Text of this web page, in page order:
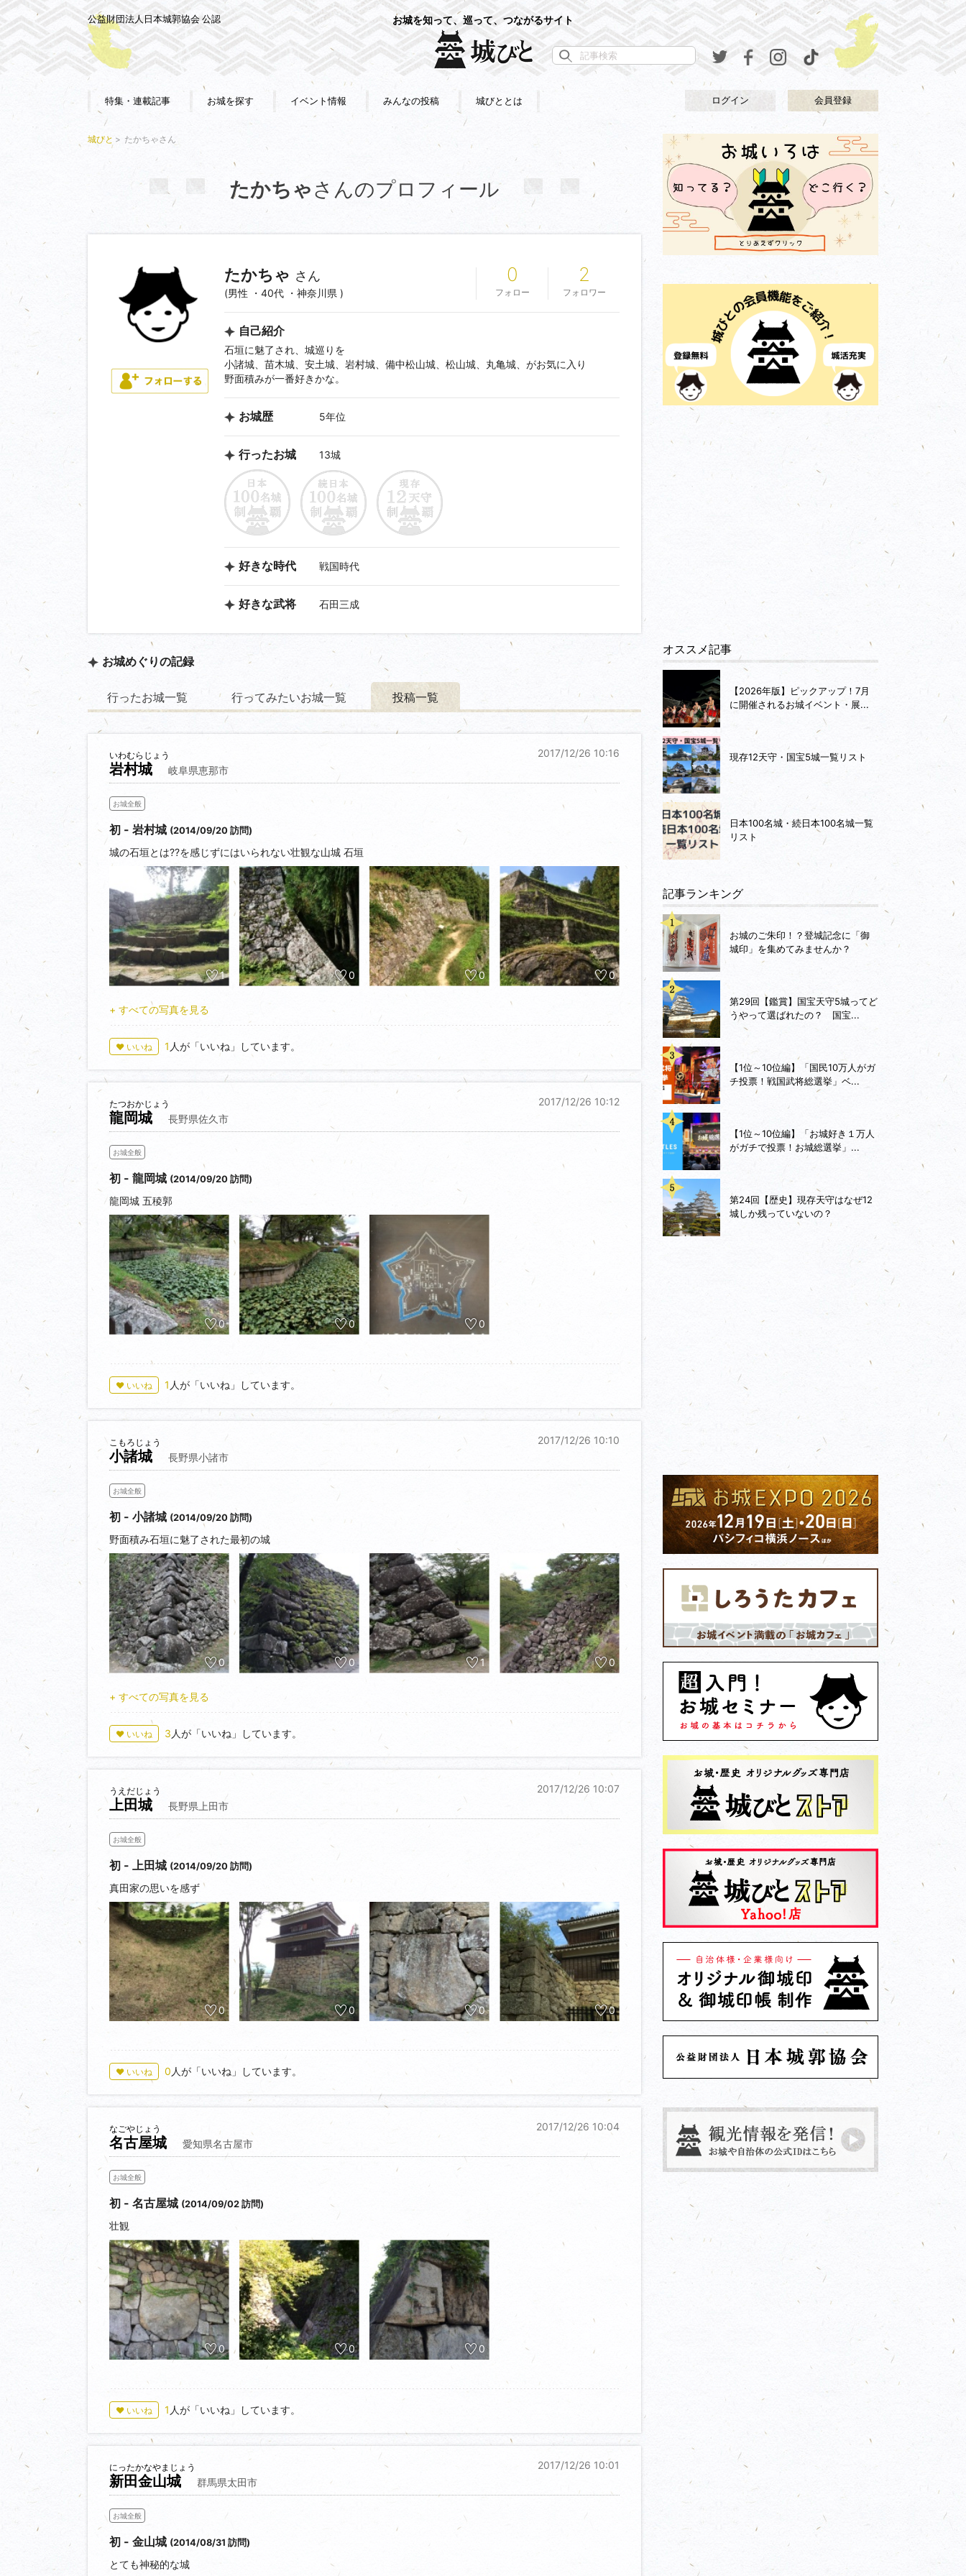
公益財団法人日本城郭協会 公認 お城を知って、巡って、つながるサイト
特集・連載記事 お城を探す イベント情報 みんなの投稿 城びととは ログイン 会員登録
城びと たかちゃさん
たかちゃさんのプロフィール
たかちゃ さん
(男性 ・40代 ・神奈川県 )
0
フォロー
2
フォロワー
自己紹介
石垣に魅了され、城巡りを
小諸城、苗木城、安土城、岩村城、備中松山城、松山城、丸亀城、がお気に入り
野面積みが一番好きかな。
お城歴 5年位
行ったお城 13城
好きな時代 戦国時代
好きな武将 石田三成
お城めぐりの記録
行ったお城一覧 行ってみたいお城一覧 投稿一覧
2017/12/26 10:16
岩村城
いわむらじょう
岐阜県恵那市
お城全般
初 - 岩村城 (2014/09/20 訪問)
城の石垣とは??を感じずにはいられない壮観な山城 石垣
1 0 0 0
+ すべての写真を見る
♥ いいね 1 人が「いいね」しています。
2017/12/26 10:12
龍岡城
たつおかじょう
長野県佐久市
お城全般
初 - 龍岡城 (2014/09/20 訪問)
龍岡城 五稜郭
0 0 0
♥ いいね 1 人が「いいね」しています。
2017/12/26 10:10
小諸城
こもろじょう
長野県小諸市
お城全般
初 - 小諸城 (2014/09/20 訪問)
野面積み石垣に魅了された最初の城
0 0 1 0
+ すべての写真を見る
♥ いいね 3 人が「いいね」しています。
2017/12/26 10:07
上田城
うえだじょう
長野県上田市
お城全般
初 - 上田城 (2014/09/20 訪問)
真田家の思いを感ず
0 0 0 0
♥ いいね 0 人が「いいね」しています。
2017/12/26 10:04
名古屋城
なごやじょう
愛知県名古屋市
お城全般
初 - 名古屋城 (2014/09/02 訪問)
壮観
0 0 0
♥ いいね 1 人が「いいね」しています。
2017/12/26 10:01
新田金山城
にったかなやまじょう
群馬県太田市
お城全般
初 - 金山城 (2014/08/31 訪問)
とても神秘的な城
オススメ記事
【2026年版】ピックアップ！7月
に開催されるお城イベント・展...
現存12天守・国宝5城一覧リスト
日本100名城・続日本100名城一覧
リスト
記事ランキング
お城のご朱印！？登城記念に「御
城印」を集めてみませんか？
第29回【鑑賞】国宝天守5城ってど
うやって選ばれたの？ 国宝...
【1位～10位編】「国民10万人がガ
チ投票！戦国武将総選挙」ベ...
【1位～10位編】「お城好き１万人
がガチで投票！お城総選挙」...
第24回【歴史】現存天守はなぜ12
城しか残っていないの？